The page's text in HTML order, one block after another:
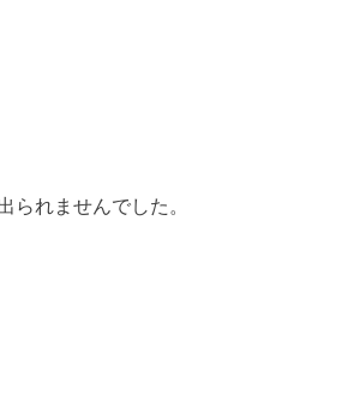
られませんでした。